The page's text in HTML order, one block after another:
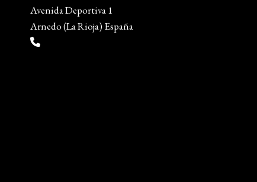
Avenida Deportiva 1
Arnedo (La Rioja) España